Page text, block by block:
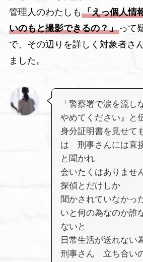
管理人のわたしも「えっ個人情
いのもと撮影できるの？」って
で、その辺りを詳しく対象者さ
ました。
「警察署で涙を流し
やめてください』と
身分証明書を見せて
は 刑事さんには直
と聞かれ
会いたくはありませ
探偵とだけしか
聞かされていなかっ
いと何の為なのか誰
ないと
日常生活が送れない
刑事さん 立ち合い